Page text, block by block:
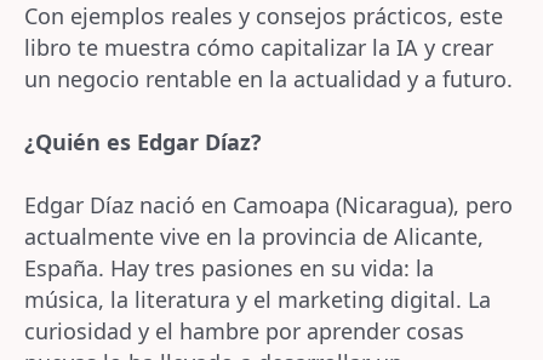
Con ejemplos reales y consejos prácticos, este
libro te muestra cómo capitalizar la IA y crear
un negocio rentable en la actualidad y a futuro.
¿Quién es Edgar Díaz?
Edgar Díaz nació en Camoapa (Nicaragua), pero
actualmente vive en la provincia de Alicante,
España. Hay tres pasiones en su vida: la
música, la literatura y el marketing digital. La
curiosidad y el hambre por aprender cosas